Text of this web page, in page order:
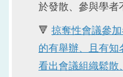
於發散、參與學者
🔻 掠奪性會議參
的有舉辦、且有知
看出會議組織鬆散